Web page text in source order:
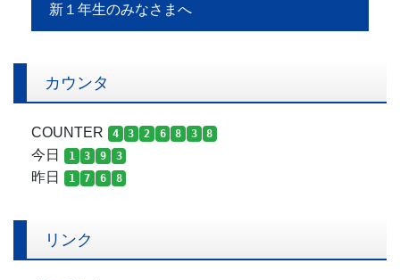
新１年生のみなさまへ
カウンタ
COUNTER 4 3 2 6 8 3 8
今日 1 3 9 3
昨日 1 7 6 8
リンク